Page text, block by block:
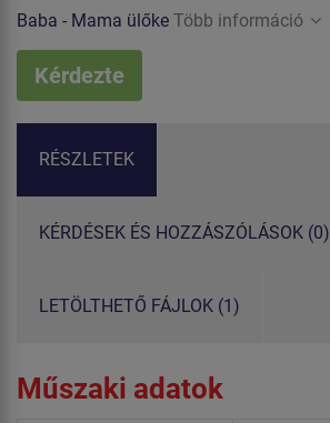
Baba - Mama ülőke Több információ
Kérdezte
RÉSZLETEK
KÉRDÉSEK ÉS HOZZÁSZÓLÁSOK (0)
LETÖLTHETŐ FÁJLOK (1)
Műszaki adatok